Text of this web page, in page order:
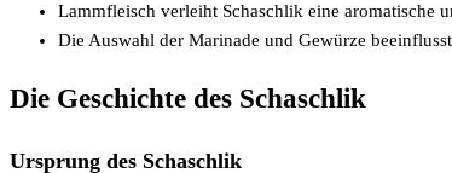
Lammfleisch verleiht Schaschlik eine aromatische
Die Auswahl der Marinade und Gewürze
Die Geschichte des Schaschlik
Ursprung des Schaschlik